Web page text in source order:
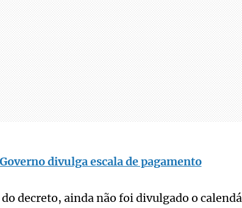
divulga escala de pagamento
decreto, ainda não foi divulgado o